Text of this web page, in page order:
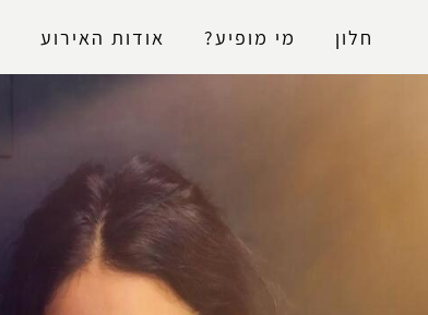
חלון מי מופיע? אודות האירוע